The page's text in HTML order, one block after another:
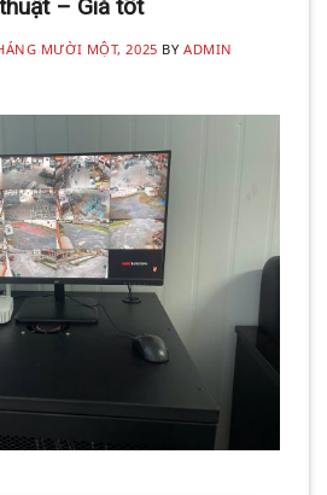
– Giá tốt
MƯỜI MỘT, 2025 BY ADMIN